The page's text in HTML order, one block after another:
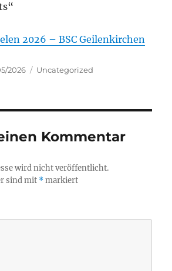
2026 – BSC Geilenkirchen
2026 Kategorien
Uncategorized
Kommentar
wird nicht veröffentlicht.
sind mit *markiert